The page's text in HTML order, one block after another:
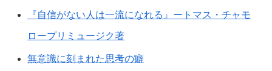
『自信がない人は一流になれる』ートマス・チャモ
ロープリミュージク著
無意識に刻まれた思考の癖